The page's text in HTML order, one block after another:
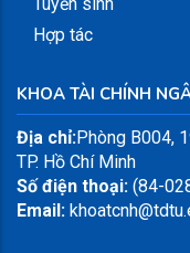
Hợp tác
KHOA TÀI CHÍNH
Địa chỉ:Phòng B004,
TP. Hồ Chí Minh
Số điện thoại: (84-
Email: